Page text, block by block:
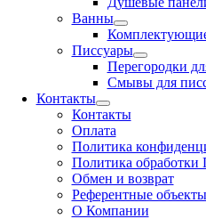
Ванны
Писсуары
Перегородки
Смывы для
Контакты
Контакты
Оплата
Политика
Политика
Обмен и возврат
Референтные объекты
О Компании